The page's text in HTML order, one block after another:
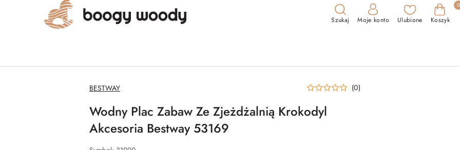
Szukaj Moje konto Ulubione Koszyk
0
NAZWA
PRODUCENTA:
BESTWAY (0)
Wodny Plac Zabaw Ze Zjeżdżalnią Krokodyl
Akcesoria Bestway 53169